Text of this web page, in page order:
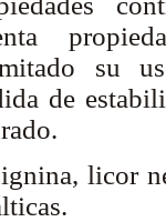
su
de
licor